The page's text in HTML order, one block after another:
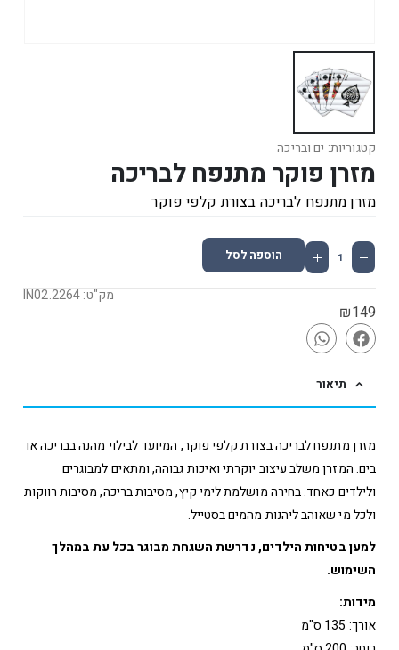
קטגוריות: ים ובריכה
מזרן פוקר מתנפח לבריכה
מזרן מתנפח לבריכה בצורת קלפי פוקר
₪149
מק"ט: IN02.2264
הוספה לסל
תיאור
מזרן מתנפח לבריכה בצורת קלפי פוקר, המיועד לבילוי מהנה בבריכה או
בים. המזרן משלב עיצוב יוקרתי ואיכות גבוהה, ומתאים למבוגרים
ולילדים כאחד. בחירה מושלמת לימי קיץ, מסיבות בריכה, מסיבות רווקות
ולכל מי שאוהב ליהנות מהמים בסטייל.
למען בטיחות הילדים, נדרשת השגחת מבוגר בכל עת במהלך
השימוש.
מידות:
אורך: 135 ס"מ